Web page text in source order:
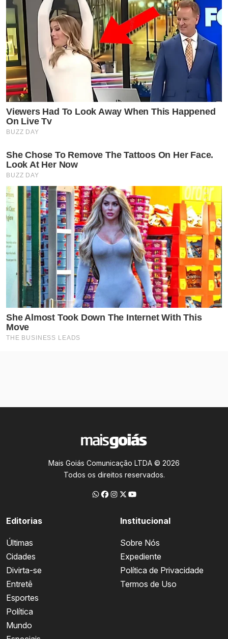
Mais Goiás Comunicação LTDA © 2026
Todos os direitos reservados.
Editorias
Últimas
Cidades
Divirta-se
Entretê
Esportes
Política
Mundo
Institucional
Sobre Nós
Expediente
Política de Privacidade
Termos de Uso